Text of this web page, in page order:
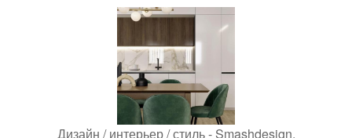
Дизайн / интерьер / стиль - Smashdesign.